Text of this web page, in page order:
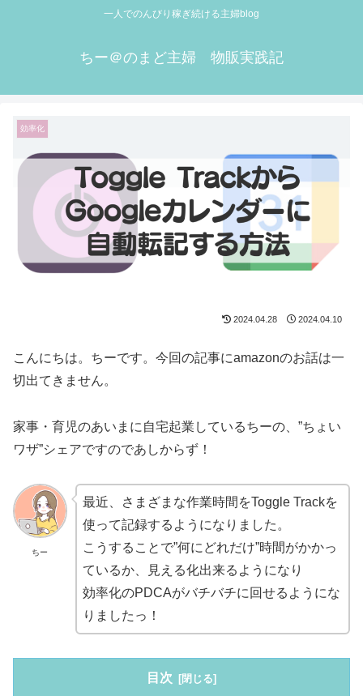
一人でのんびり稼ぎ続ける主婦blog
ちー＠のまど主婦 物販実践記
効率化
2024.04.28 2024.04.10
こんにちは。ちーです。今回の記事にamazonのお話は一
切出てきません。
家事・育児のあいまに自宅起業しているちーの、”ちょい
ワザ”シェアですのであしからず！
ちー
最近、さまざまな作業時間をToggle Trackを
使って記録するようになりました。
こうすることで”何にどれだけ”時間がかかっ
ているか、見える化出来るようになり
効率化のPDCAがバチバチに回せるようにな
りましたっ！
目次